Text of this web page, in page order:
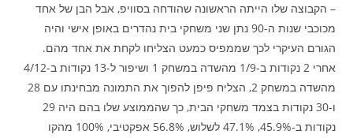
– הקבוצה שלו הייתה הראשונה שהודחה בסוויפ, אבל הבן של אחד
מכוכבי שנות ה-90 נתן שני משחקי בית נהדרים באופן אישי והיה
הגורם העיקרי לכך שממפיס כמעט הצליחו לקחת את אחד מהם.
אחרי 2 נקודות ב-1/9 מהשדה במשחק 1 ושיפור ל-13 נקודות ב-4/12
מהשדה במשחק 2, הצליח פיפן להפוך את התמונה מבחינתו עם 28
ו-30 נקודות בצמד משחקי הבית, כך שהממוצע שלו בהם היה 29
נקודות ב-45.9%, 47.1% לשלוש, 56.8% אפקטיבי, 100% מהקו